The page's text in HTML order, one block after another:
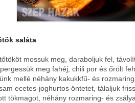
saláta
mossuk meg, daraboljuk fel,
meg fahéj, chili por és őrölt
mellé néhány kakukkfű- és
ecetes-joghurtos öntetet, tálaljuk
tökmagot, néhány rozmaring- és